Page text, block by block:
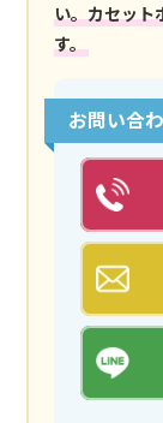
い。カセッ
す。
お問い合